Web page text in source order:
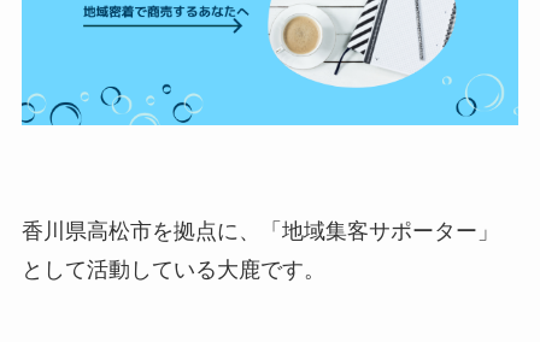
香川県高松市を拠点に、「地域集客サポーター」
として活動している大鹿です。